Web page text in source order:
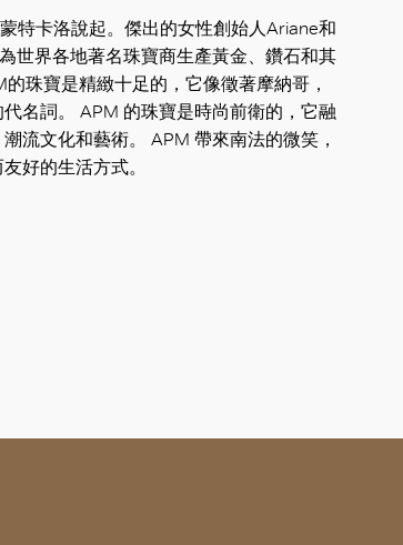
特卡洛說起。傑出的女性創始人Ariane和
世界各地著名珠寶商生產黃金、鑽石和其
珠寶是精緻十足的，它像徵著摩納哥，
名詞。 APM 的珠寶是時尚前衛的，它融
流文化和藝術。 APM 帶來南法的微笑，
好的生活方式。